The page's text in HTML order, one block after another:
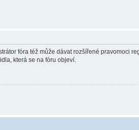
fóra též může dávat rozšířené pravomoci
která se na fóru objeví.